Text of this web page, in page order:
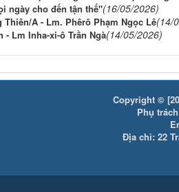
ngày cho đến tận thế"(16/05/2026)
Thiên/A - Lm. Phêrô Phạm Ngọc Lê(14/
- Lm Inha-xi-ô Trần Ngà(14/05/2026)
Copyright ©
Phụ
Địa chỉ: 22